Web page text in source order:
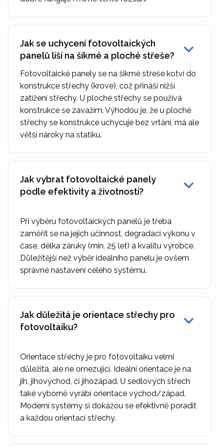
Jak se uchycení fotovoltaických
panelů liší na šikmé a ploché střeše?
Fotovoltaické panely se na šikmé střeše kotví do
konstrukce střechy (krove), což přináší nižší
zatížení střechy. U ploché střechy se používá
konstrukce se závažím. Výhodou je, že u ploché
střechy se konstrukce uchycuje bez vrtání, má ale
větší nároky na statiku.
Jak vybrat fotovoltaické panely
podle efektivity a životnosti?
Při výběru fotovoltaických panelů je třeba
zaměřit se na jejich účinnost, degradaci výkonu v
čase, délka záruky (min. 25 let) a kvalitu výrobce.
Důležitější než výběr ideálního panelu je ovšem
správné nastavení celého systému.
Jak důležitá je orientace střechy pro
fotovoltaiku?
Orientace střechy je pro fotovoltaiku velmi
důležitá, ale ne omezující. Ideální orientace je na
jih, jihovýchod, či jihozápad. U sedlových střech
také výborně vyrábí orientace východ/západ.
Moderní systémy si dokážou se efektivně poradit
a každou orientací střechy.